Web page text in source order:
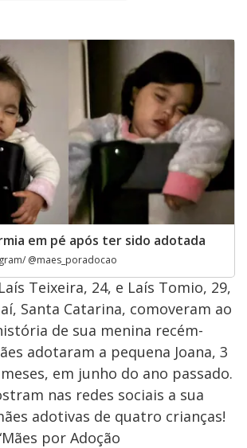
em pé após ter sido adotada
@maes_poradocao
Teixeira, 24, e Laís Tomio, 29,
Santa Catarina, comoveram ao
de sua menina recém-
adotaram a pequena Joana, 3
em junho do ano passado.
nas redes sociais a sua
adotivas de quatro crianças!
por Adoção